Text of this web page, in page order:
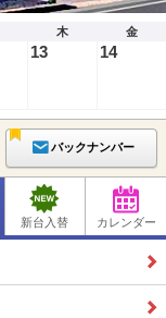
木 金
13 14
バックナンバー
新台入替 カレンダー